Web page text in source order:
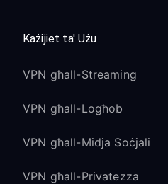
Każijiet ta' Użu
VPN għall-Streaming
VPN għall-Logħob
VPN għall-Midja Soċjali
VPN għall-Privatezza